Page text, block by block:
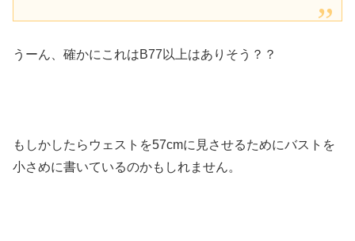
うーん、確かにこれはB77以上はありそう？？
もしかしたらウェストを57cmに見させるためにバストを
小さめに書いているのかもしれません。